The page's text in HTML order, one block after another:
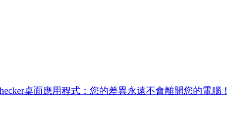
桌面應用程式：您的差異永遠不會離開您的電腦！